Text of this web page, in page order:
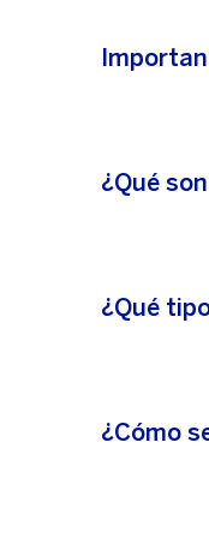
¿Qué
¿Qué
¿Cómo